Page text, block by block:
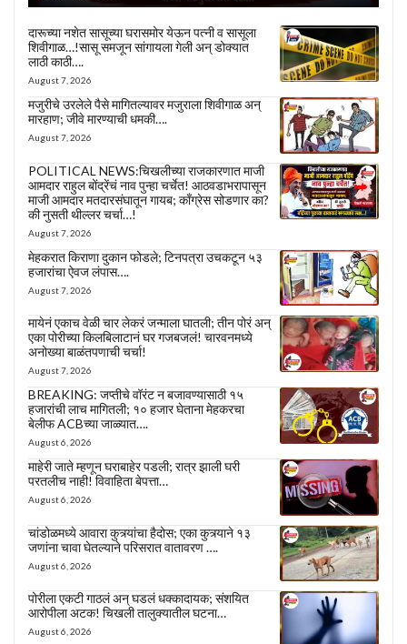
दारूच्या नशेत सासूच्या घरासमोर येऊन पत्नी व सासूला
शिवीगाळ…!सासू समजून सांगायला गेली अन् डोक्यात
लाठी काठी….
August 7, 2026
मजुरीचे उरलेले पैसे मागितल्यावर मजुराला शिवीगाळ अन्
मारहाण; जीवे मारण्याची धमकी….
August 7, 2026
POLITICAL NEWS:चिखलीच्या राजकारणात माजी
आमदार राहुल बोंद्रेंचं नाव पुन्हा चर्चेत! आठवडाभरापासून
माजी आमदार मतदारसंघातून गायब; काँग्रेस सोडणार का?
की नुसती थील्लर चर्चा…!
August 7, 2026
मेहकरात किराणा दुकान फोडले; टिनपत्रा उचकटून ५३
हजारांचा ऐवज लंपास….
August 7, 2026
मायेनं एकाच वेळी चार लेकरं जन्माला घातली; तीन पोरं अन्
एका पोरीच्या किलबिलाटानं घर गजबजलं! चारवनमध्ये
अनोख्या बाळंतपणाची चर्चा!
August 7, 2026
BREAKING: जप्तीचे वॉरंट न बजावण्यासाठी १५
हजारांची लाच मागितली; १० हजार घेताना मेहकरचा
बेलीफ ACBच्या जाळ्यात….
August 6, 2026
माहेरी जाते म्हणून घराबाहेर पडली; रात्र झाली घरी
परतलीच नाही! विवाहिता बेपत्ता…
August 6, 2026
चांडोळमध्ये आवारा कुत्र्यांचा हैदोस; एका कुत्र्याने १३
जणांना चावा घेतल्याने परिसरात वातावरण ….
August 6, 2026
पोरीला एकटी गाठलं अन् घडलं धक्कादायक; संशयित
आरोपीला अटक! चिखली तालुक्यातील घटना…
August 6, 2026